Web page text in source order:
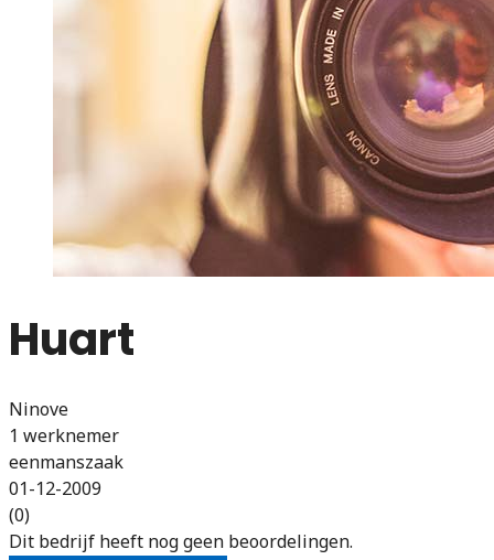
Huart
Ninove
1 werknemer
eenmanszaak
01-12-2009
(0)
Dit bedrijf heeft nog geen beoordelingen.